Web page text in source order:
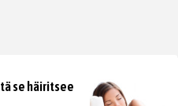
se häiritsee